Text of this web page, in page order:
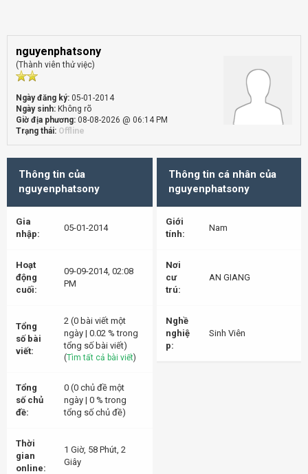
nguyenphatsony
(Thành viên thử việc)
Ngày đăng ký: 05-01-2014
Ngày sinh: Không rõ
Giờ địa phương: 08-08-2026 @ 06:14 PM
Trạng thái: Offline
Thông tin của
nguyenphatsony
Gia
nhập:
05-01-2014
Hoạt
động
cuối:
09-09-2014, 02:08
PM
Tổng
số bài
viết:
2 (0 bài viết một
ngày | 0.02 % trong
tổng số bài viết)
(Tìm tất cả bài viết)
Tổng
số chủ
đề:
0 (0 chủ đề một
ngày | 0 % trong
tổng số chủ đề)
Thời
gian
online:
1 Giờ, 58 Phút, 2
Giây
Thông tin cá nhân của
nguyenphatsony
Giới
tính:
Nam
Nơi
cư
trú:
AN GIANG
Nghề
nghiệ
p:
Sinh Viên